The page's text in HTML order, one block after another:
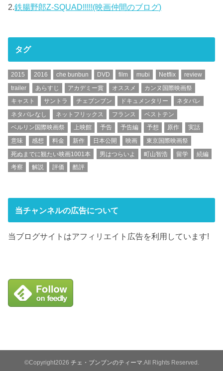
2.鉄腸野郎Z-SQUAD!!!!!(映画仲間のブログ)
タグ
2015 2016 che bunbun DVD film mubi Netflix
review
trailer
あらすじ アカデミー賞 オススメ
カンヌ国際映画祭
キャスト
サントラ チェブンブン ドキュメンタリー
ネタバレ
ネタバレなし
ネットフリックス フランス
ベストテン
ベルリン国際映画祭
上映館 予告 予告編 予想 原作
実話
意味
感想 料金 新作 日本公開 映画
東京国際映画祭
死ぬまでに観たい映画1001本
男はつらいよ 町山智浩 留学
続編
考察
解説 評価 酷評
当チャンネルの広告について
当ブログサイトはアフィリエイト広告を利用しています!
©Copyright2026 チェ・ブンブンのティーマ.All Rights Reserved.